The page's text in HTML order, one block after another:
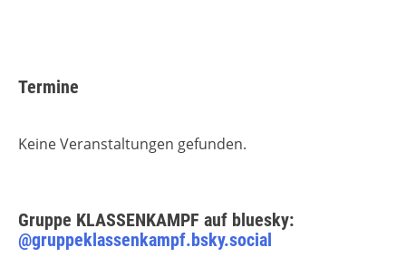
Termine
Keine Veranstaltungen gefunden.
Gruppe KLASSENKAMPF auf bluesky:
@gruppeklassenkampf.bsky.social